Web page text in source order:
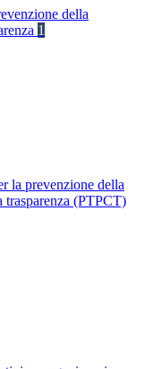
della
1
la prevenzione della
trasparenza (PTPCT)